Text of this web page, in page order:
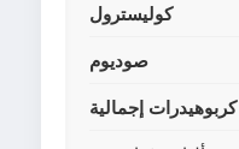
كوليسترول
صوديوم
كربوهيدرات إجمالية